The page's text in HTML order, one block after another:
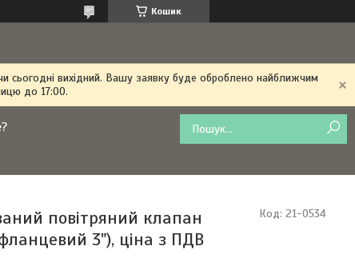
Кошик
сьогодні вихідний. Вашу заявку буде оброблено найближчим
до 17:00.
повітряний клапан
3"), ціна з ПДВ
Код: 21-0534